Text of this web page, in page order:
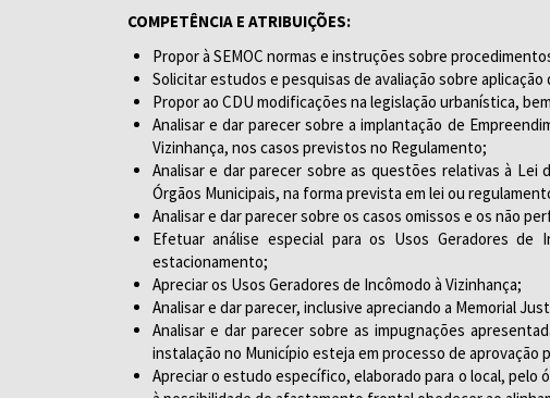
COMPETÊNCIA E ATRIBUIÇÕES:
Propor à SEMOC normas e instruções sobre
Solicitar estudos e pesquisas de avaliação sobre
Propor ao CDU modificações na legislação urbanística,
Analisar e dar parecer sobre a implantação de
Vizinhança, nos casos previstos no Regulamento;
Analisar e dar parecer sobre as questões relativas à
Órgãos Municipais, na forma prevista em lei ou
Analisar e dar parecer sobre os casos omissos e os não
Efetuar análise especial para os Usos Geradores
estacionamento;
Apreciar os Usos Geradores de Incômodo à Vizinhança;
Analisar e dar parecer, inclusive apreciando a Memorial
Analisar e dar parecer sobre as impugnações
instalação no Município esteja em processo de aprovação
Apreciar o estudo específico, elaborado para o local,